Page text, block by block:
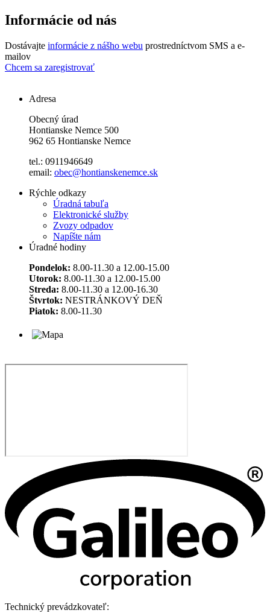
Informácie od nás
Dostávajte informácie z nášho webu prostredníctvom SMS a e-
mailov
Chcem sa zaregistrovať
Adresa
Obecný úrad
Hontianske Nemce 500
962 65 Hontianske Nemce
tel.: 0911946649
email: obec@hontianskenemce.sk
Rýchle odkazy
Úradná tabuľa
Elektronické služby
Zvozy odpadov
Napíšte nám
Úradné hodiny
Pondelok: 8.00-11.30 a 12.00-15.00
Utorok: 8.00-11.30 a 12.00-15.00
Streda: 8.00-11.30 a 12.00-16.30
Štvrtok: NESTRÁNKOVÝ DEŇ
Piatok: 8.00-11.30
Technický prevádzkovateľ: